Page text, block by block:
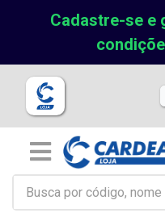
Cadastre-se e